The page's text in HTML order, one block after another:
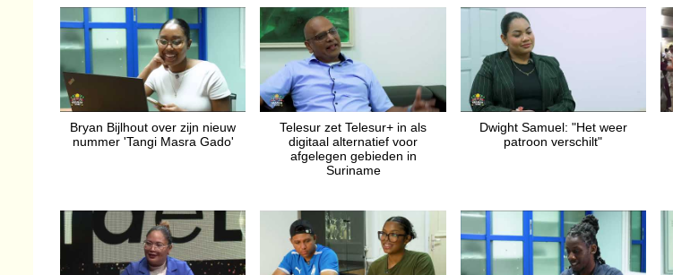
Bryan Bijlhout over zijn nieuw
nummer 'Tangi Masra Gado'
Telesur zet Telesur+ in als
digitaal alternatief voor
afgelegen gebieden in
Suriname
Dwight Samuel: "Het weer
patroon verschilt"